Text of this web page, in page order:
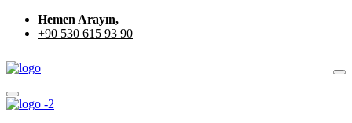
Hemen Arayın,
+90 530 615 93 90